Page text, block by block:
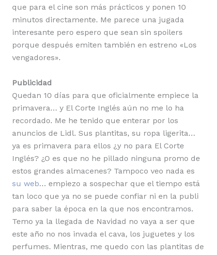
que para el cine son más prácticos y ponen 10
minutos directamente. Me parece una jugada
interesante pero espero que sean sin spoilers
porque después emiten también en estreno «Los
vengadores».
Publicidad
Quedan 10 días para que oficialmente empiece la
primavera… y El Corte Inglés aún no me lo ha
recordado. Me he tenido que enterar por los
anuncios de Lidl. Sus plantitas, su ropa ligerita…
ya es primavera para ellos ¿y no para El Corte
Inglés? ¿O es que no he pillado ninguna promo de
estos grandes almacenes? Tampoco veo nada es
su web… empiezo a sospechar que el tiempo está
tan loco que ya no se puede confiar ni en la publi
para saber la época en la que nos encontramos.
Temo ya la llegada de Navidad no vaya a ser que
este año no nos invada el cava, los juguetes y los
perfumes. Mientras, me quedo con las plantitas de